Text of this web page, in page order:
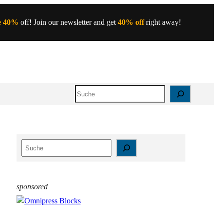
40% off! Join our newsletter and get 40% offright away!
Search
e
c
h
sponsored